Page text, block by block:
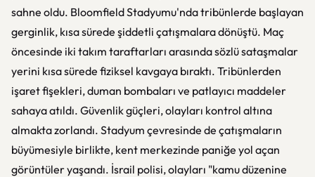
sahne oldu. Bloomfield Stadyumu'nda tribünlerde başlayan
gerginlik, kısa sürede şiddetli çatışmalara dönüştü. Maç
öncesinde iki takım taraftarları arasında sözlü sataşmalar
yerini kısa sürede fiziksel kavgaya bıraktı. Tribünlerden
işaret fişekleri, duman bombaları ve patlayıcı maddeler
sahaya atıldı. Güvenlik güçleri, olayları kontrol altına
almakta zorlandı. Stadyum çevresinde de çatışmaların
büyümesiyle birlikte, kent merkezinde paniğe yol açan
görüntüler yaşandı. İsrail polisi, olayları "kamu düzenine